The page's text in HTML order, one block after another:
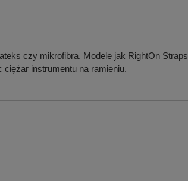
czy mikrofibra. Modele jak RightOn Straps
ciężar instrumentu na ramieniu.